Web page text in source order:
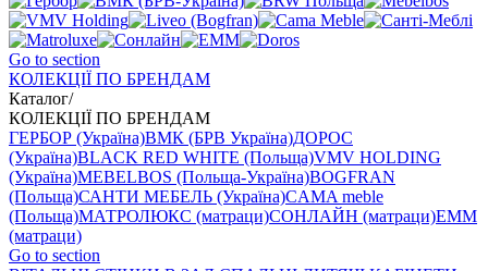
Go to section
КОЛЕКЦІЇ ПО БРЕНДАМ
Каталог/
КОЛЕКЦІЇ ПО БРЕНДАМ
ГЕРБОР (Україна)ВМК (БРВ Україна)ДОРОС
(Україна)BLACK RED WHITE (Польща)VMV HOLDING
(Україна)MEBELBOS (Польща-Україна)BOGFRAN
(Польща)САНТИ МЕБЕЛЬ (Україна)CAMA meble
(Польща)МАТРОЛЮКС (матраци)СОНЛАЙН (матраци)EMM
(матраци)
Go to section